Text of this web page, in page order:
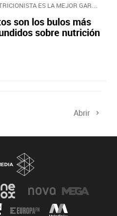
LA FIGURA DEL DIETISTA-NUTRICIONISTA ES LA MEJOR GARANTÍA PARA LA SALUD NUTRICIONAL
son los bulos más
sobre nutrición
Abrir